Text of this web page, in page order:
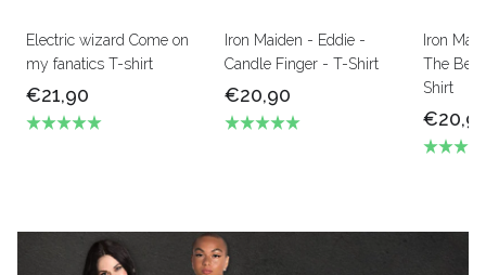
Electric wizard Come on
my fanatics T-shirt
€21,90
Iron Maiden - Eddie -
Candle Finger - T-Shirt
€20,90
Iron
The
Shirt